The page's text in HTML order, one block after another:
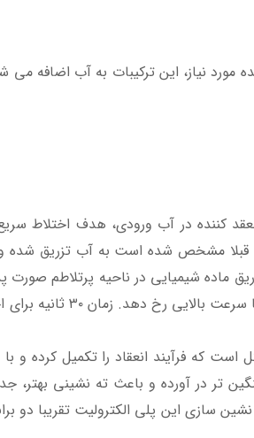
مورد نیاز، این ترکیبات به آب اضافه
کننده در آب ورودی، هدف اختلاط
قبلا مشخص شده است به آب تزریق
ماده شیمیایی در ناحیه پرتلاطم صورت
زمان ۳۰ ثانیه برای اختلاط تعیین شده است.
که فرآیند انعقاد را تکمیل کرده و
تر در آورده و باعث ته نشینی بهتر،
سازی این پلی الکترولیت تقریبا دو